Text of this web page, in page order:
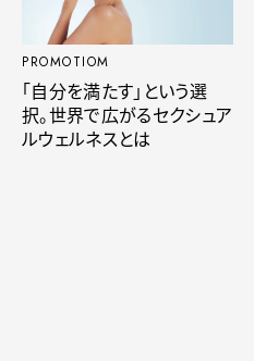
PROMOTIOM
「自分を満たす」という選
択。世界で広がるセクシュア
ルウェルネスとは